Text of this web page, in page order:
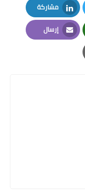
مشاركة
LinkedIn
إرسال
Email